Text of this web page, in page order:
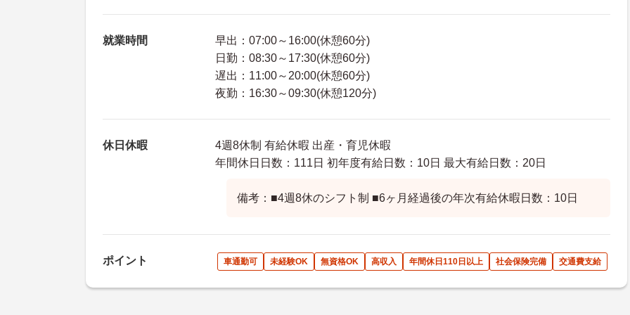
就業時間
早出：07:00～16:00(休憩60分)
日勤：08:30～17:30(休憩60分)
遅出：11:00～20:00(休憩60分)
夜勤：16:30～09:30(休憩120分)
休日休暇
4週8休制 有給休暇 出産・育児休暇
年間休日日数：111日 初年度有給日数：10日 最大有給日数：20日
備考：■4週8休のシフト制 ■6ヶ月経過後の年次有給休暇日数：10日
ポイント 車通勤可 未経験OK 無資格OK 高収入 年間休日110日以上 社会保険完備 交通費支給